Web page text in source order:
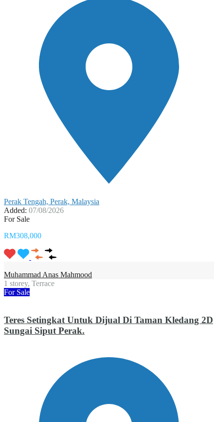
Perak Tengah, Perak, Malaysia
Added: 07/08/2026
For Sale
RM308,000
Muhammad Anas Mahmood
1 storey, Terrace
For Sale
Teres Setingkat Untuk Dijual Di Taman Kledang 2D
Sungai Siput Perak.